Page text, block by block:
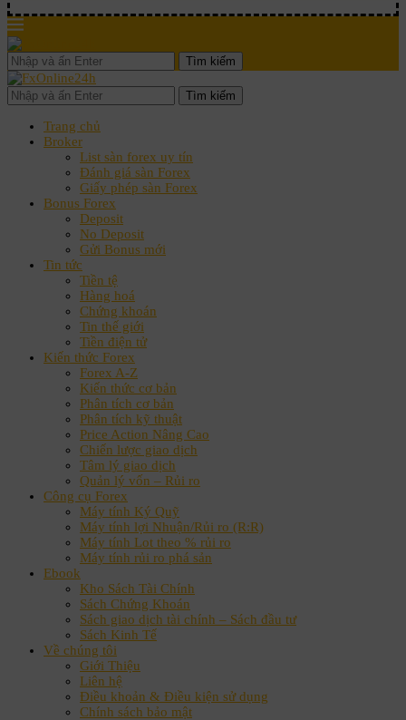
Tìm kiếm
Tìm kiếm
Trang chủ
Broker
List sàn forex uy tín
Đánh giá sàn Forex
Giấy phép sàn Forex
Bonus Forex
Deposit
No Deposit
Gửi Bonus mới
Tin tức
Tiền tệ
Hàng hoá
Chứng khoán
Tin thế giới
Tiền điện tử
Kiến thức Forex
Forex A-Z
Kiến thức cơ bản
Phân tích cơ bản
Phân tích kỹ thuật
Price Action Nâng Cao
Chiến lược giao dịch
Tâm lý giao dịch
Quản lý vốn – Rủi ro
Công cụ Forex
Máy tính Ký Quỹ
Máy tính lợi Nhuận/Rủi ro (R:R)
Máy tính Lot theo % rủi ro
Máy tính rủi ro phá sản
Ebook
Kho Sách Tài Chính
Sách Chứng Khoán
Sách giao dịch tài chính – Sách đầu tư
Sách Kinh Tế
Về chúng tôi
Giới Thiệu
Liên hệ
Điều khoản & Điều kiện sử dụng
Chính sách bảo mật